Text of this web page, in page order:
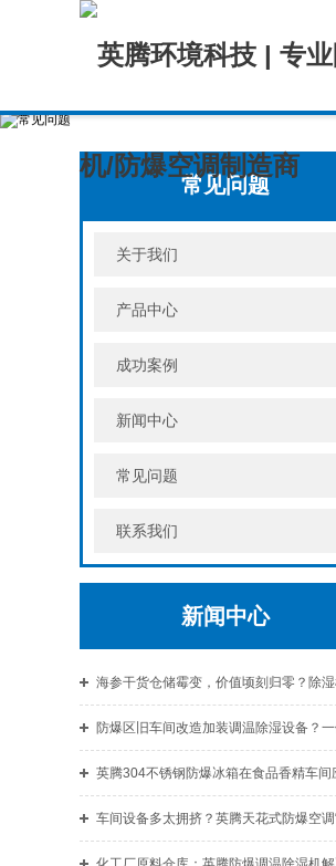
常见问题
关于我们
产品中心
成功案例
新闻中心
常见问题
联系我们
新闻中心